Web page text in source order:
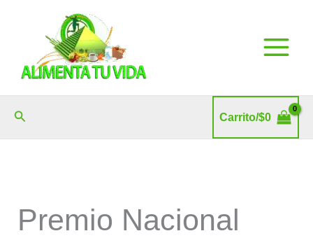
Buscar Carrito/$0
Premio Nacional